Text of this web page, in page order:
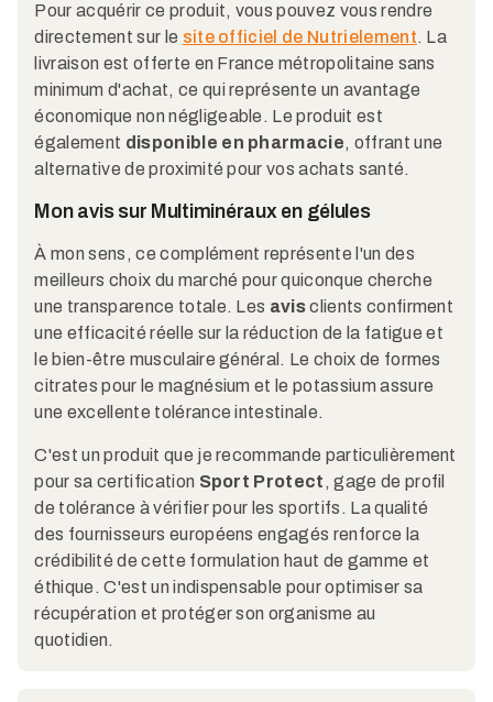
Pour acquérir ce produit, vous pouvez vous rendre
directement sur le site officiel de Nutrielement. La
livraison est offerte en France métropolitaine sans
minimum d'achat, ce qui représente un avantage
économique non négligeable. Le produit est
également disponible en pharmacie, offrant une
alternative de proximité pour vos achats santé.
Mon avis sur Multiminéraux en gélules
À mon sens, ce complément représente l'un des
meilleurs choix du marché pour quiconque cherche
une transparence totale. Les avisclients confirment
une efficacité réelle sur la réduction de la fatigue et
le bien-être musculaire général. Le choix de formes
citrates pour le magnésium et le potassium assure
une excellente tolérance intestinale.
C'est un produit que je recommande particulièrement
pour sa certification Sport Protect , gage de profil
de tolérance à vérifier pour les sportifs. La qualité
des fournisseurs européens engagés renforce la
crédibilité de cette formulation haut de gamme et
éthique. C'est un indispensable pour optimiser sa
récupération et protéger son organisme au
quotidien.